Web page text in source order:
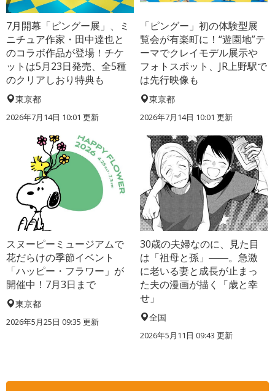
7月開幕「ピングー展」、ミ
ニチュア作家・田中達也と
のコラボ作品が登場！チケ
ットは5月23日発売、全5種
のクリアしおり特典も
東京都
2026年7月14日 10:01 更新
「ピングー」初の体験型展
覧会が有楽町に！“遊園地”テ
ーマでクレイモデル展示や
フォトスポット、JR上野駅で
は先行映像も
東京都
2026年7月14日 10:01 更新
スヌーピーミュージアムで
花だらけの季節イベント
「ハッピー・フラワー」が
開催中！7月3日まで
東京都
2026年5月25日 09:35 更新
30歳の夫婦なのに、見た目
は「祖母と孫」――。急激
に老いる妻と成長が止まっ
た夫の漫画が描く「歳と幸
せ」
全国
2026年5月11日 09:43 更新